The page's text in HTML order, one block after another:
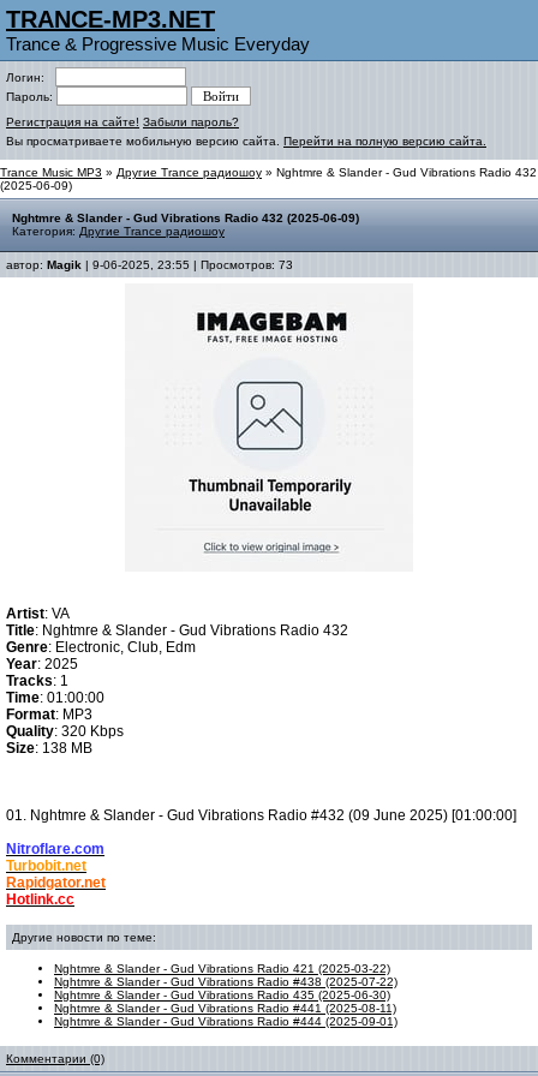
TRANCE-MP3.NET
Trance & Progressive Music Everyday
Логин:
Пароль:
Регистрация на сайте! Забыли пароль?
Вы просматриваете мобильную версию сайта. Перейти на полную версию сайта.
Trance Music MP3 » Другие Trance радиошоу » Nghtmre & Slander - Gud Vibrations Radio 432
(2025-06-09)
Nghtmre & Slander - Gud Vibrations Radio 432 (2025-06-09)
Категория: Другие Trance радиошоу
автор: Magik | 9-06-2025, 23:55 | Просмотров: 73
Artist: VA
Title: Nghtmre & Slander - Gud Vibrations Radio 432
Genre: Electronic, Club, Edm
Year: 2025
Tracks: 1
Time: 01:00:00
Format: MP3
Quality: 320 Kbps
Size: 138 MB
01. Nghtmre & Slander - Gud Vibrations Radio #432 (09 June 2025) [01:00:00]
Nitroflare.com
Turbobit.net
Rapidgator.net
Hotlink.cc
Другие новости по теме:
Nghtmre & Slander - Gud Vibrations Radio 421 (2025-03-22)
Nghtmre & Slander - Gud Vibrations Radio #438 (2025-07-22)
Nghtmre & Slander - Gud Vibrations Radio 435 (2025-06-30)
Nghtmre & Slander - Gud Vibrations Radio #441 (2025-08-11)
Nghtmre & Slander - Gud Vibrations Radio #444 (2025-09-01)
Комментарии (0)